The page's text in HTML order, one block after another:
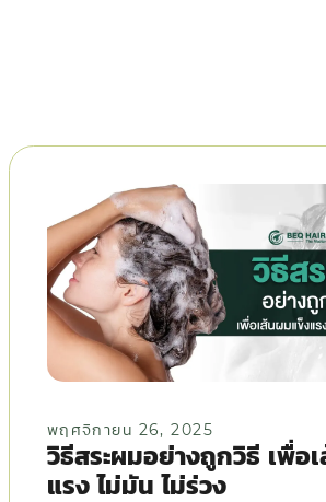
พฤศจิกายน 26, 2025
วิธีสระผมอย่างถูกวิธี เพื่อ
แรง ไม่มัน ไม่ร่วง